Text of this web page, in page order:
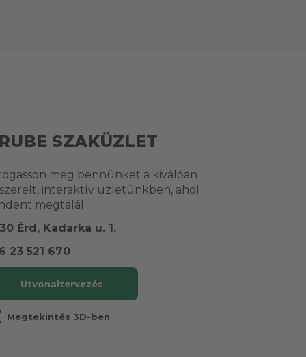
SZAKÜZLET
meg bennünket a kiválóan
interaktív üzletünkben, ahol
megtalál.
Érd, Kadarka u. 1.
23 521 670
Útvonaltervezés
Megtekintés 3D-ben